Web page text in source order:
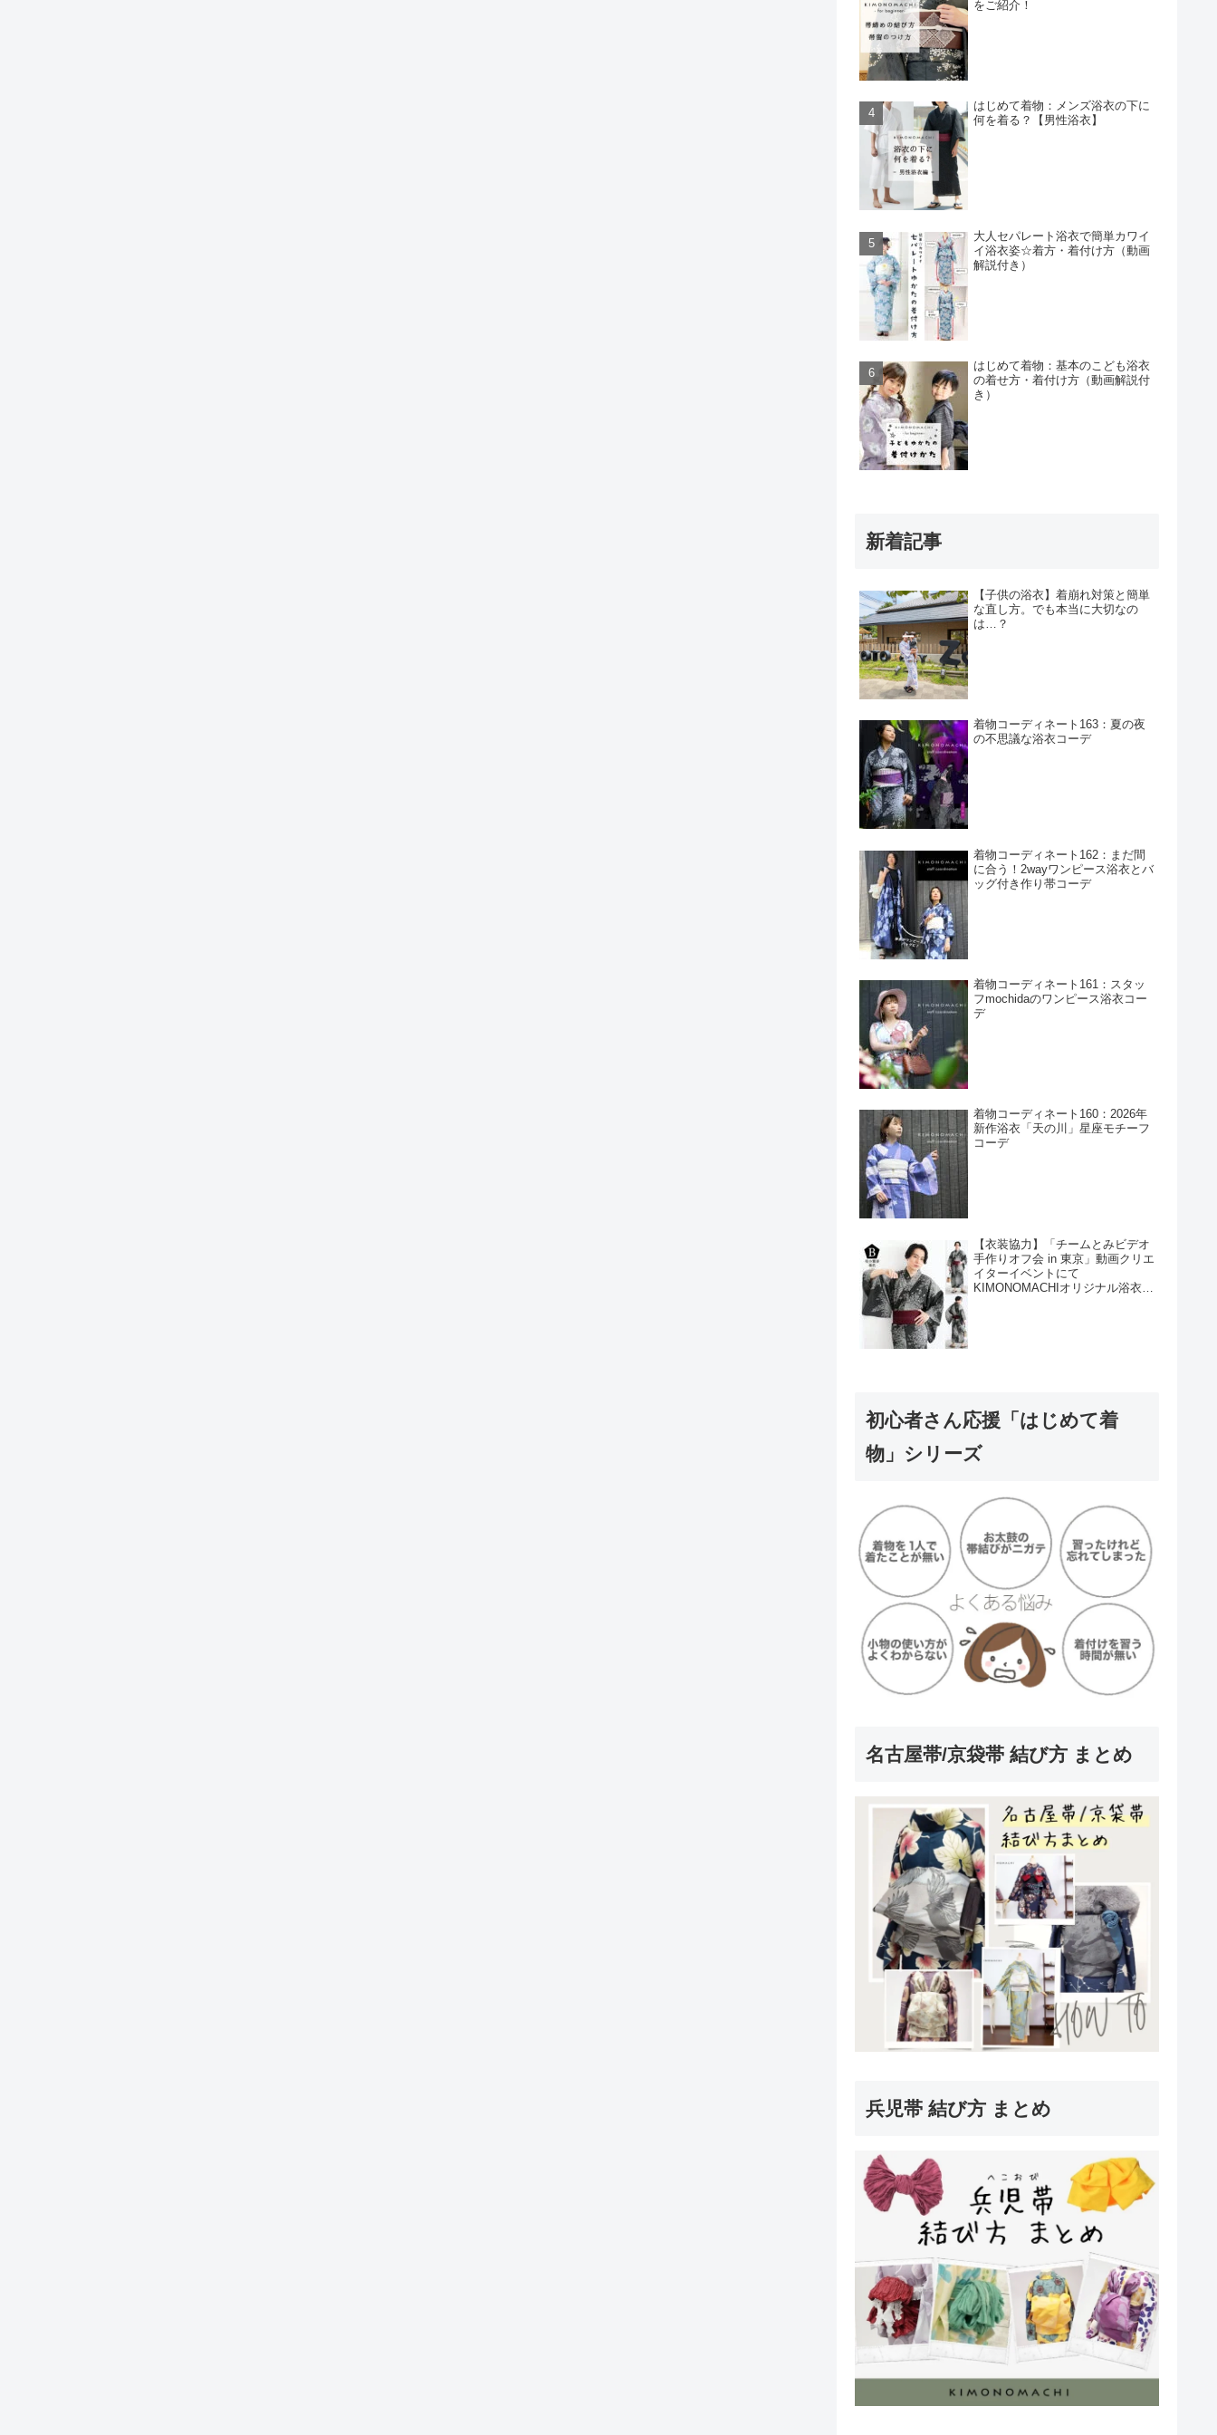
をご紹介！
はじめて着物：メンズ浴衣の下に
何を着る？【男性浴衣】
大人セパレート浴衣で簡単カワイ
イ浴衣姿☆着方・着付け方（動画
解説付き）
はじめて着物：基本のこども浴衣
の着せ方・着付け方（動画解説付
き）
新着記事
【子供の浴衣】着崩れ対策と簡単
な直し方。でも本当に大切なの
は…？
着物コーディネート163：夏の夜
の不思議な浴衣コーデ
着物コーディネート162：まだ間
に合う！2wayワンピース浴衣とバ
ッグ付き作り帯コーデ
着物コーディネート161：スタッ
フmochidaのワンピース浴衣コー
デ
着物コーディネート160：2026年
新作浴衣「天の川」星座モチーフ
コーデ
【衣装協力】「チームとみビデオ
手作りオフ会 in 東京」動画クリエ
イターイベントにて
KIMONOMACHIオリジナル浴衣を
初心者さん応援「はじめて着
物」シリーズ
名古屋帯/京袋帯 結び方 まとめ
兵児帯 結び方 まとめ